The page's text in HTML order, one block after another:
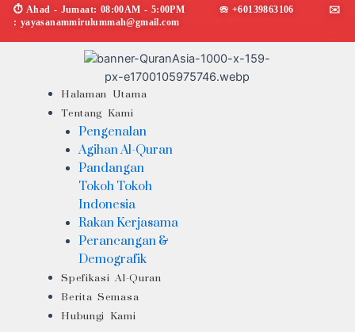
Skip
content
⏱︎ Ahad - Jumaat: 08:00AM - 5:00PM ☏ +60139863106 ✉︎
: yayasanammirulummah@gmail.com
Halaman Utama
Tentang Kami
Pengenalan
Agihan Al-Quran
Pandangan
Tokoh Tokoh
Indonesia
Rakan Kerjasama
Perancangan &
Demografik
Spefikasi Al-Quran
Berita Semasa
Hubungi Kami
Menu